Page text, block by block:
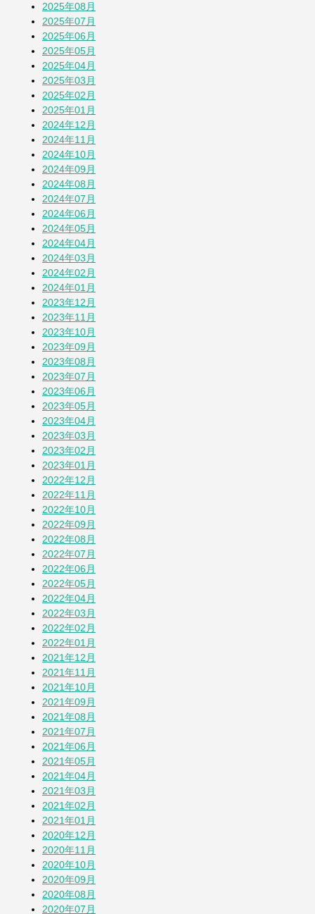
そら豆
「おばさん」は何歳まで？
2025年08月
2025年07月
2025年06月
2025年05月
2025年04月
2025年03月
2025年02月
2025年01月
2024年12月
2024年11月
2024年10月
2024年09月
2024年08月
2024年07月
2024年06月
2024年05月
2024年04月
2024年03月
2024年02月
2024年01月
2023年12月
2023年11月
2023年10月
2023年09月
2023年08月
2023年07月
2023年06月
2023年05月
2023年04月
2023年03月
2023年02月
2023年01月
2022年12月
2022年11月
2022年10月
2022年09月
2022年08月
2022年07月
2022年06月
2022年05月
2022年04月
2022年03月
2022年02月
2022年01月
2021年12月
2021年11月
2021年10月
2021年09月
2021年08月
2021年07月
2021年06月
2021年05月
2021年04月
2021年03月
2021年02月
2021年01月
2020年12月
2020年11月
2020年10月
2020年09月
2020年08月
2020年07月